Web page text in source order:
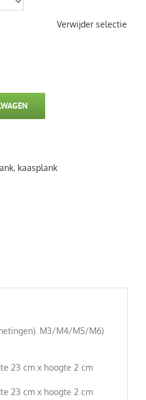
Verwijder selectie
, kaasplank
M3/M4/M5/M6)
23 cm x hoogte 2 cm
23 cm x hoogte 2 cm